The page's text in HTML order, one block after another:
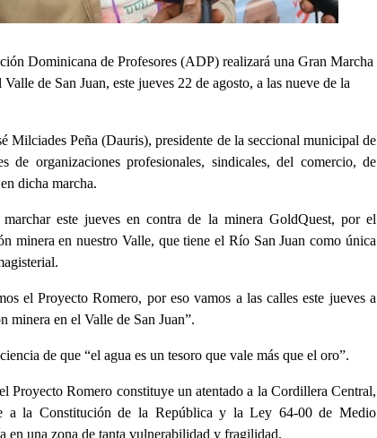
Dominicana de Profesores (ADP) realizará una Gran Marcha
de San Juan, este jueves 22 de agosto, a las nueve de la
Peña (Dauris), presidente de la seccional municipal de
organizaciones profesionales, sindicales, del comercio, de
dicha marcha.
este jueves en contra de la minera GoldQuest, por el
minera en nuestro Valle, que tiene el Río San Juan como única
el Proyecto Romero, por eso vamos a las calles este jueves a
minera en el Valle de San Juan”.
de que “el agua es un tesoro que vale más que el oro”.
Proyecto Romero constituye un atentado a la Cordillera Central,
a la Constitución de la República y la Ley 64-00 de Medio
en una zona de tanta vulnerabilidad y fragilidad.